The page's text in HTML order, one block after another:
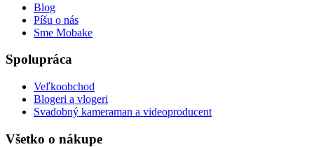
Blog
Píšu o nás
Sme Mobake
Spolupráca
Veľkoobchod
Blogeri a vlogeri
Svadobný kameraman a videoproducent
Všetko o nákupe